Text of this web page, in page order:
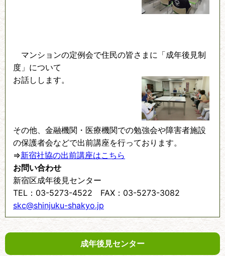
マンションの定例会で住民の皆さまに「成年後見制
度」について
お話しします。
その他、金融機関・医療機関での勉強会や障害者施設
の保護者会などで出前講座を行っております。
⇒新宿社協の出前講座はこちら
お問い合わせ
新宿区成年後見センター
TEL：03-5273-4522 FAX：03-5273-3082
skc@shinjuku-shakyo.jp
成年後見センター